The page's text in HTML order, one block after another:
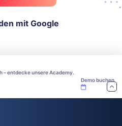
mit Google
– entdecke unsere Academy.
Demo buchen